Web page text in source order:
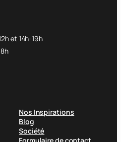
et 14h-19h
Nos Inspirations
Blog
Société